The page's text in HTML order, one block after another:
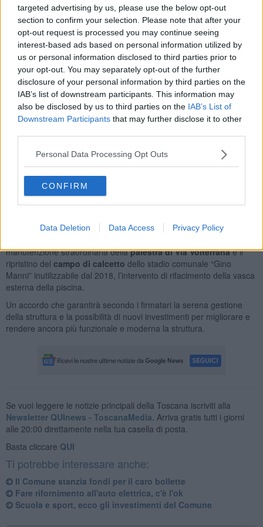
targeted advertising by us, please use the below opt-out
section to confirm your selection. Please note that after your
opt-out request is processed you may continue seeing
interest-based ads based on personal information utilized by
us or personal information disclosed to third parties prior to
your opt-out. You may separately opt-out of the further
disclosure of your personal information by third parties on the
IAB’s list of downstream participants. This information may
also be disclosed by us to third parties on the IAB’s List of
Downstream Participants that may further disclose it to other
Personal Data Processing Opt Outs
CONFIRM
Data Deletion Data Access Privacy Policy
del giorno, approvato ieri 9 febbraio, relativoall’accordo
raggiunto nella determinazione dei rapporti finanziari con
l’Associazione sportiva
che gestisce dal 2006 la
Piscina
Olimpia.
“La delibera che abbiamo votato ieri in consiglio comunale –
prosegue la nota- non mette soltanto la parola fine ad una
vicenda che ha visto per molti anni contrapposti gli interessi
gestito l’impianto natatorio, ma riconosce identità e dignità a tutti
coloro che, ogni giorno, mettono lo sport al centro della propria vita
o del proprio lavoro generando valore: perché la nostra città ha un
enorme bisogno di quello che lo sport può trasmettere ai cittadini di
oggi e di domani”.
L'intenzione della Giunta si era già manifestata con i numerosi
i cantieri conclusi,l’efficientamento energetico del Palazzetto
manutenzione straordinaria dellapalestra di Via Volterranae il
ripristino del campo di calcetto dello stadio comunale “Gino
Manni” inutilizzabile dal 2018, l’intervento di rifacimento della vasca
esterna della piscina.
Un accordo che garantirà secondo i firmatari la serena gestione
della struttura e la possibilità di nuovi investimenti per migliorare e
rendere ancora più funzionale e moderna la struttura.
Se vuoi leggere le notizie principali della Toscana iscriviti alla
Newsletter QUInews - ToscanaMedia. Arriva gratis tutti i giorni
alle 20:00 direttamente nella tua casella di posta.
Basta cliccare QUI
Ti potrebbe interessare anche:
Il Comune stanzia fondi per il caro bollette
Fare rifornimento all'auto elettrica, c'è l'ok
Scuola e sport, ecco gli investimenti del Comune